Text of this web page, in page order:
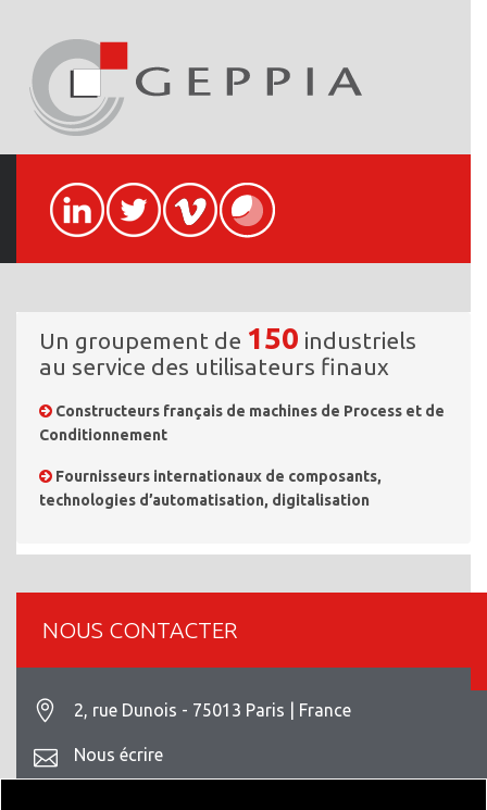
Un groupement de 150 industriels
au service des utilisateurs finaux
Constructeurs français de machines de Process et de
Conditionnement
Fournisseurs internationaux de composants,
technologies d’automatisation, digitalisation
NOUS CONTACTER
2, rue Dunois - 75013 Paris | France
Nous écrire